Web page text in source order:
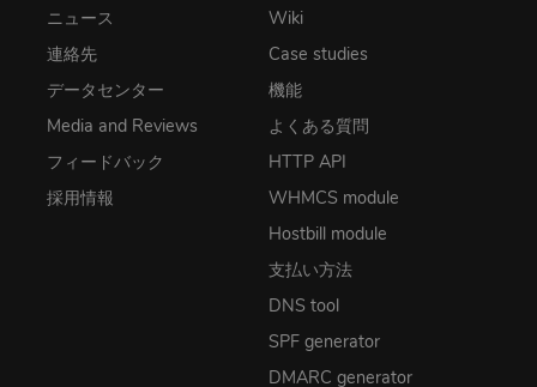
ニュース
連絡先
データセンター
Media and Reviews
フィードバック
採用情報
Wiki
Case studies
機能
よくある質問
HTTP API
WHMCS module
Hostbill module
支払い方法
DNS tool
SPF generator
DMARC generator